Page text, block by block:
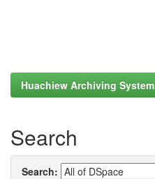
Huachiew Archiving System
Search
Search: